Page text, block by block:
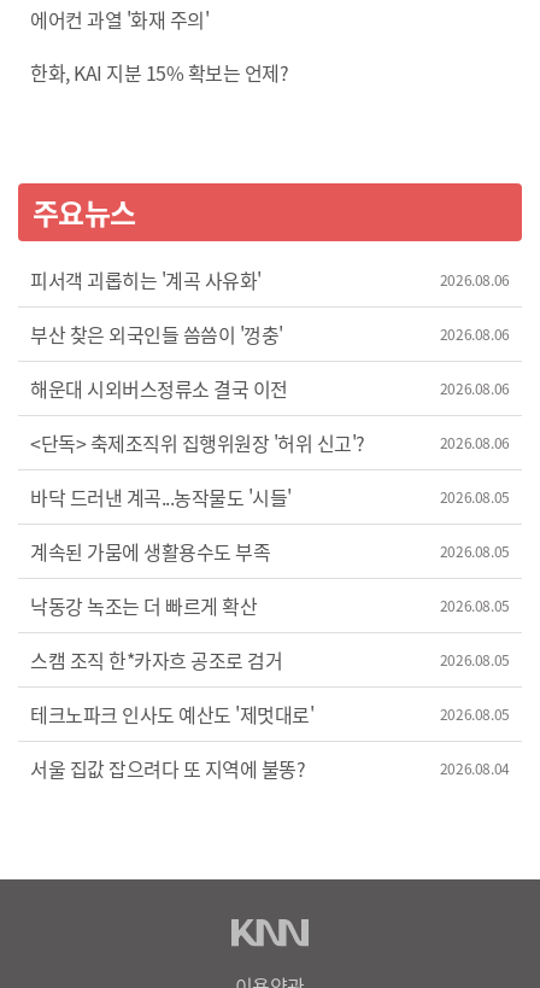
에어컨 과열 '화재 주의'
한화, KAI 지분 15% 확보는 언제?
주요뉴스
피서객 괴롭히는 '계곡 사유화' 2026.08.06
부산 찾은 외국인들 씀씀이 '껑충' 2026.08.06
해운대 시외버스정류소 결국 이전 2026.08.06
<단독> 축제조직위 집행위원장 '허위 신고'? 2026.08.06
바닥 드러낸 계곡...농작물도 '시들' 2026.08.05
계속된 가뭄에 생활용수도 부족 2026.08.05
낙동강 녹조는 더 빠르게 확산 2026.08.05
스캠 조직 한*카자흐 공조로 검거 2026.08.05
테크노파크 인사도 예산도 '제멋대로' 2026.08.05
서울 집값 잡으려다 또 지역에 불똥? 2026.08.04